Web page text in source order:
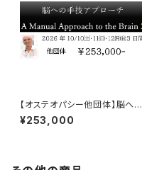
【オステオパシー他団体】脳への
アプローチ Brain3 チケット
¥253,000